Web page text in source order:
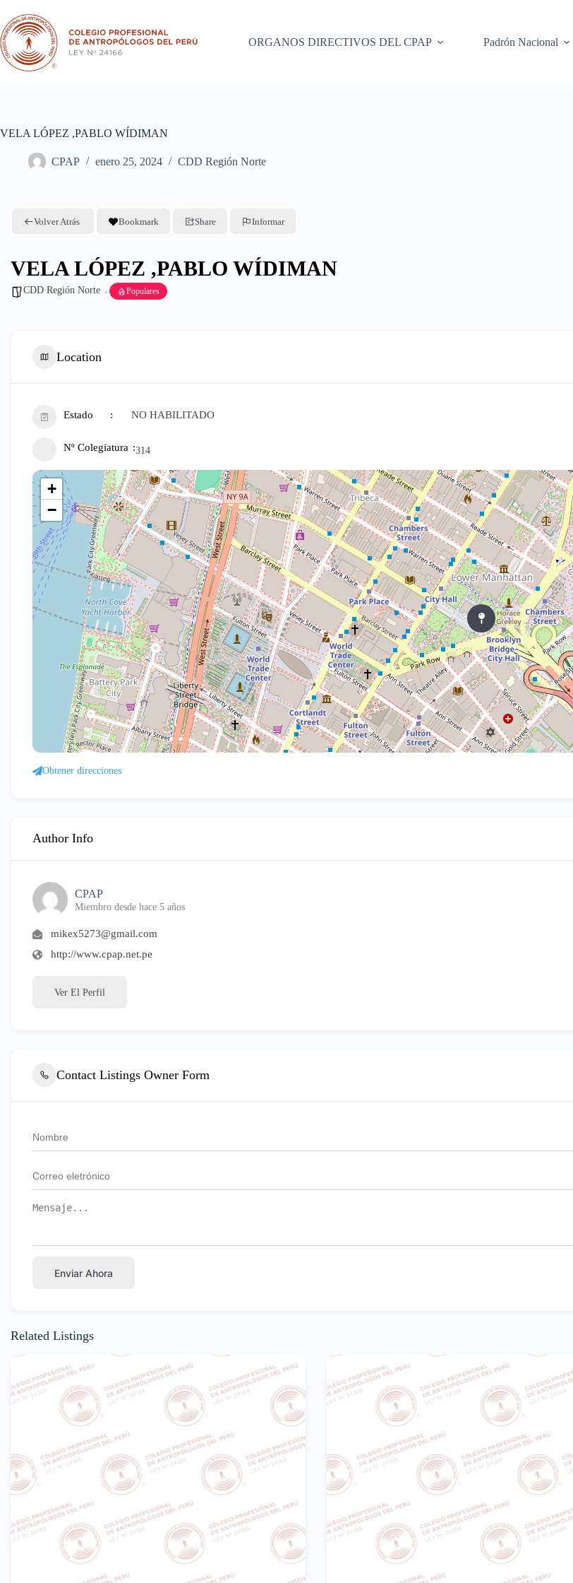
contenido
ORGANOS DIRECTIVOS DEL CPAP
Padrón Nacional
VELA LÓPEZ ,PABLO WÍDIMAN
CPAP enero 25, 2024 CDD Región Norte
Volver Atrás Bookmark Share Informar
VELA LÓPEZ ,PABLO WÍDIMAN
CDD Región Norte Populares
Location
Estado NO HABILITADO
Nº Colegiatura 314
+
−
Obtener direcciones
Author Info
CPAP
Miembro desde hace 5 años
mikex5273@gmail.com
http://www.cpap.net.pe
Ver El Perfil
Contact Listings Owner Form
Enviar Ahora
Related Listings